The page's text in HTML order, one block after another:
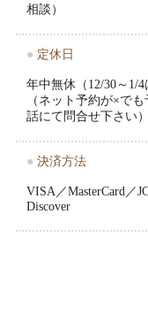
相談）
● 定休日
年中無休（12/30～1/4
（ネット予約が×で
話にて問合せ下さい）
● 決済方法
VISA／MasterCard／
Discover